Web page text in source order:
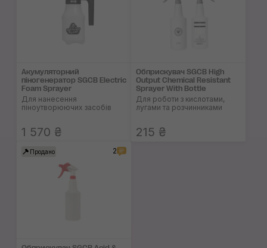
Акумуляторний
піногенератор SGCB Electric
Foam Sprayer
Для нанесення
піноутворюючих засобів
1 570 ₴
Обприскувач SGCB High
Output Chemical Resistant
Sprayer With Bottle
Для роботи з кислотами,
лугами та розчинниками
215 ₴
Продано 2